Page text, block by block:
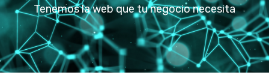
Tenemos la web que tu negocio necesita